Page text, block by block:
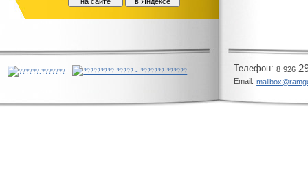
Телeфон: 8-926-
Email: